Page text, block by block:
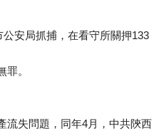
安局抓捕，在看守所關押133
。
流失問題，同年4月，中共陝西